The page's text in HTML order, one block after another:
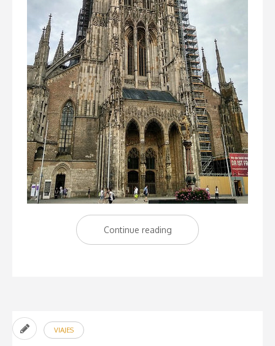
Continue reading
el
VIAJES